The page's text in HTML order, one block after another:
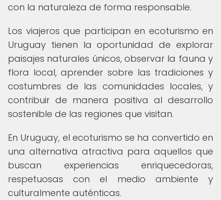
con la naturaleza de forma responsable.
Los viajeros que participan en ecoturismo en
Uruguay tienen la oportunidad de explorar
paisajes naturales únicos, observar la fauna y
flora local, aprender sobre las tradiciones y
costumbres de las comunidades locales, y
contribuir de manera positiva al desarrollo
sostenible de las regiones que visitan.
En Uruguay, el ecoturismo se ha convertido en
una alternativa atractiva para aquellos que
buscan experiencias enriquecedoras,
respetuosas con el medio ambiente y
culturalmente auténticas.